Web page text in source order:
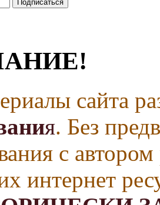
сайта
я. Без
с
интернет